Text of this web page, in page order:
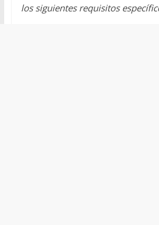
los siguientes requisitos